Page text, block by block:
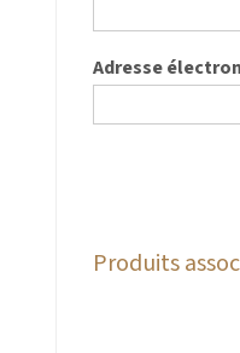
Adresse
Produits